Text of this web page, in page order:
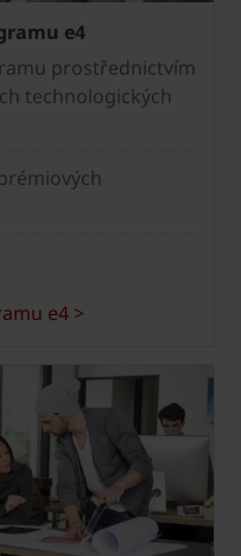
e4
prostřednictvím
technologických
e4 >